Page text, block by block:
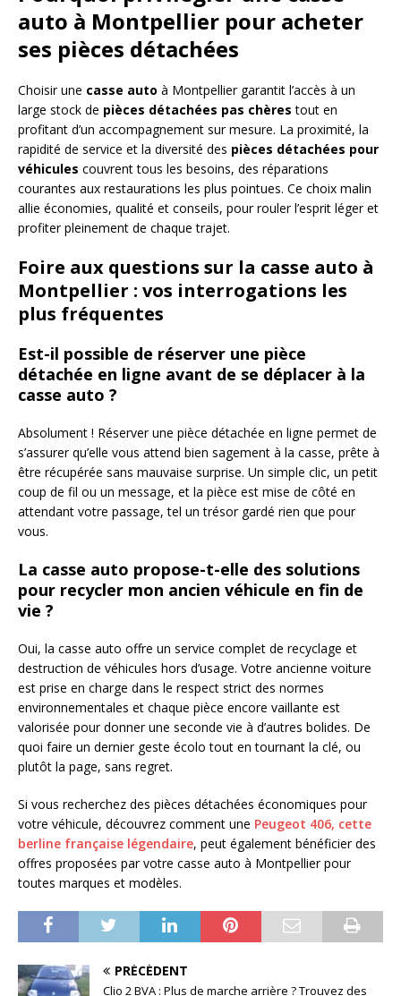
auto à Montpellier pour acheter
ses pièces détachées
Choisir une casse auto à Montpellier garantit l’accès à un
large stock de pièces détachées pas chères tout en
profitant d’un accompagnement sur mesure. La proximité, la
rapidité de service et la diversité des pièces détachées pour
véhicules couvrent tous les besoins, des réparations
courantes aux restaurations les plus pointues. Ce choix malin
allie économies, qualité et conseils, pour rouler l’esprit léger et
profiter pleinement de chaque trajet.
Foire aux questions sur la casse auto à
Montpellier : vos interrogations les
plus fréquentes
Est-il possible de réserver une pièce
détachée en ligne avant de se déplacer à la
casse auto ?
Absolument ! Réserver une pièce détachée en ligne permet de
s’assurer qu’elle vous attend bien sagement à la casse, prête à
être récupérée sans mauvaise surprise. Un simple clic, un petit
coup de fil ou un message, et la pièce est mise de côté en
attendant votre passage, tel un trésor gardé rien que pour
vous.
La casse auto propose-t-elle des solutions
pour recycler mon ancien véhicule en fin de
vie ?
Oui, la casse auto offre un service complet de recyclage et
destruction de véhicules hors d’usage. Votre ancienne voiture
est prise en charge dans le respect strict des normes
environnementales et chaque pièce encore vaillante est
valorisée pour donner une seconde vie à d’autres bolides. De
quoi faire un dernier geste écolo tout en tournant la clé, ou
plutôt la page, sans regret.
Si vous recherchez des pièces détachées économiques pour
votre véhicule, découvrez comment une Peugeot 406, cette
berline française légendaire, peut également bénéficier des
offres proposées par votre casse auto à Montpellier pour
toutes marques et modèles.
PRÉCÉDENT
Clio 2 BVA : Plus de marche arrière ? Trouvez des